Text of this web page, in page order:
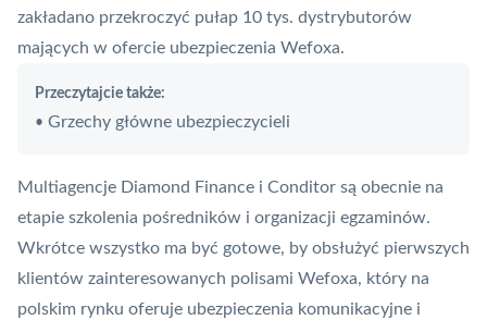
zakładano przekroczyć pułap 10 tys. dystrybutorów
mających w ofercie ubezpieczenia Wefoxa.
Przeczytajcie także:
• Grzechy główne ubezpieczycieli
Multiagencje Diamond Finance i Conditor są obecnie na
etapie szkolenia pośredników i organizacji egzaminów.
Wkrótce wszystko ma być gotowe, by obsłużyć pierwszych
klientów zainteresowanych polisami Wefoxa, który na
polskim rynku oferuje ubezpieczenia komunikacyjne i